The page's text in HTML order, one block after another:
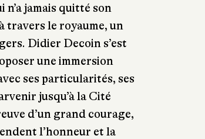
jamais quitté son
travers le royaume, un
Didier Decoin s’est
une immersion
ses particularités, ses
jusqu’à la Cité
d’un grand courage,
l’honneur et la